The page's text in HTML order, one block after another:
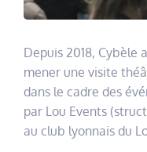
Depuis 2018, Cybèle
mener une visite
dans le cadre des
par Lou Events
au club lyonnais du